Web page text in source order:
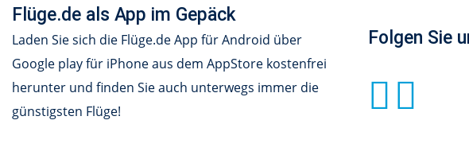
Flüge.de als App im Gepäck
Laden Sie sich die Flüge.de App für Android über
Google play für iPhone aus dem AppStore kostenfrei
herunter und finden Sie auch unterwegs immer die
günstigsten Flüge!
Folgen Sie